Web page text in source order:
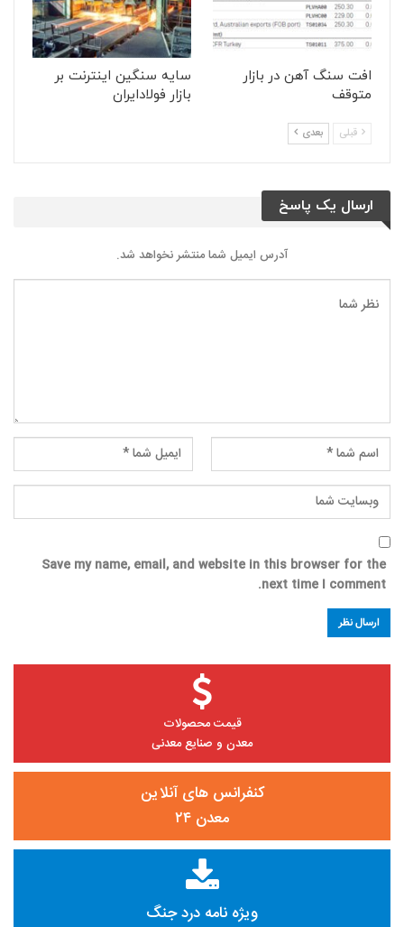
افت سنگ آهن در بازار
متوقف
سایه سنگین اینترنت بر
بازار فولادایران
قبلی بعدی
ارسال یک پاسخ
آدرس ایمیل شما منتشر نخواهد شد.
Save my name, email, and website in this browser for the
next time I comment.
قیمت محصولات
معدن و صنایع معدنی
کنفرانس های آنلاین
معدن ۲۴
ویژه نامه درد جنگ